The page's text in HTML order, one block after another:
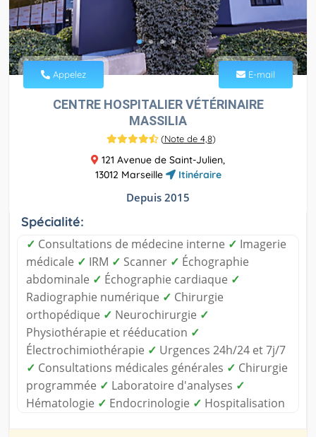
Appelez E-mail
CENTRE HOSPITALIER VÉTÉRINAIRE
MASSILIA
(Note de 4,8)
121 Avenue de Saint-Julien,
13012 Marseille
Itinéraire
Depuis 2015
Spécialité:
✓ Consultations de médecine interne ✓ Imagerie
médicale ✓ IRM ✓ Scanner ✓ Échographie
abdominale ✓ Échographie cardiaque ✓
Radiographie numérique ✓ Chirurgie
orthopédique ✓ Neurochirurgie ✓
Physiothérapie et rééducation ✓
Électrochimiothérapie ✓ Urgences 24h/24 et 7j/7
✓ Consultations médicales générales ✓ Chirurgie
programmée ✓ Laboratoire d'analyses ✓
Hématologie ✓ Endocrinologie ✓ Hospitalisation